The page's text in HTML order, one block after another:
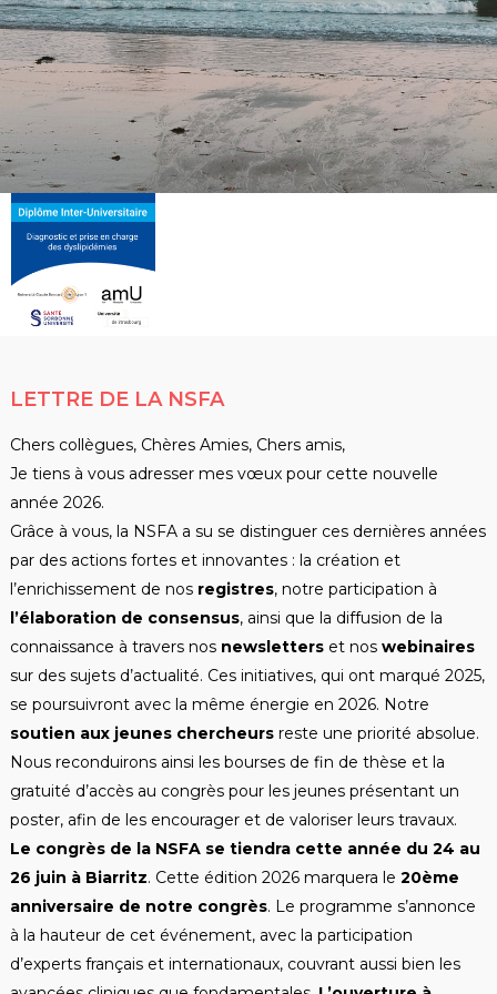
LETTRE DE LA NSFA
Chers collègues, Chères Amies, Chers amis,
Je tiens à vous adresser mes vœux pour cette nouvelle
année 2026.
Grâce à vous, la NSFA a su se distinguer ces dernières années
par des actions fortes et innovantes : la création et
l’enrichissement de nos registres, notre participation à
l’élaboration de consensus, ainsi que la diffusion de la
connaissance à travers nos newsletterset nos webinaires
sur des sujets d’actualité. Ces initiatives, qui ont marqué 2025,
se poursuivront avec la même énergie en 2026. Notre
soutien aux jeunes chercheursreste une priorité absolue.
Nous reconduirons ainsi les bourses de fin de thèse et la
gratuité d’accès au congrès pour les jeunes présentant un
poster, afin de les encourager et de valoriser leurs travaux.
Le congrès de la NSFA se tiendra cette année du 24 au
26 juin à Biarritz. Cette édition 2026 marquera le 20ème
anniversaire de notre congrès. Le programme s’annonce
à la hauteur de cet événement, avec la participation
d’experts français et internationaux, couvrant aussi bien les